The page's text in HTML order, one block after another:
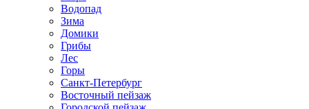
Водопад
Зима
Домики
Грибы
Лес
Горы
Санкт-Петербург
Восточный пейзаж